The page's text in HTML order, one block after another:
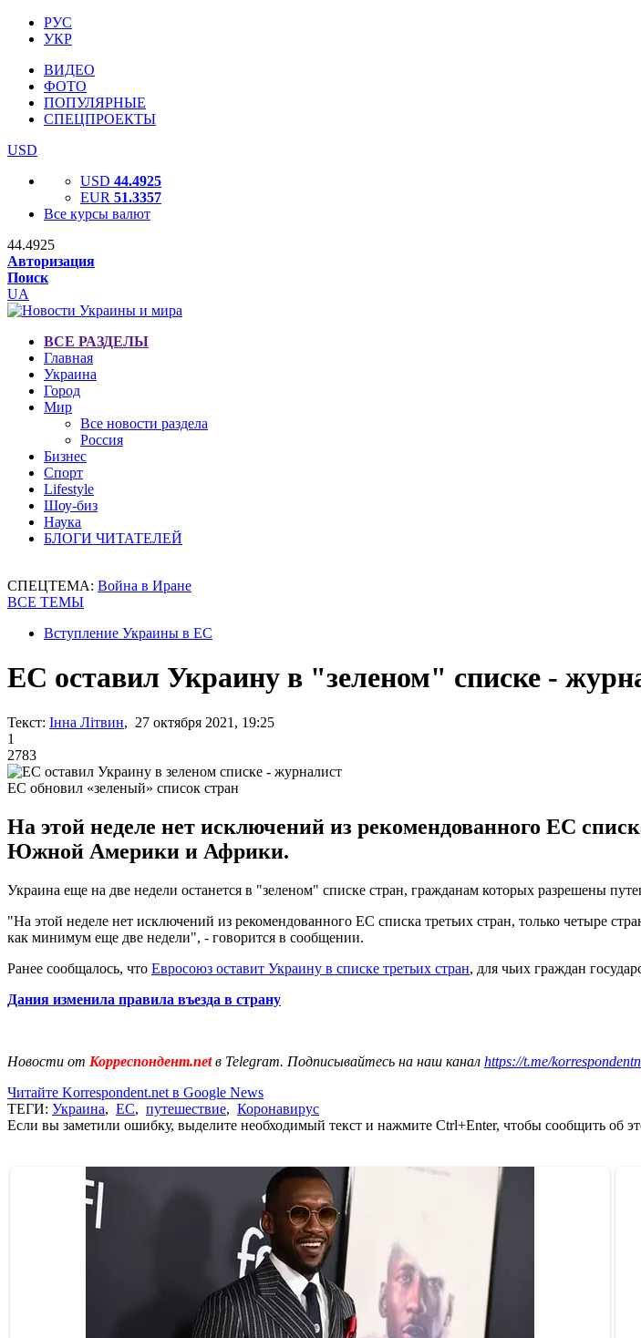
РУС
УКР
ВИДЕО
ФОТО
ПОПУЛЯРНЫЕ
СПЕЦПРОЕКТЫ
USD
USD 44.4925
EUR 51.3357
Все курсы валют
44.4925
Авторизация
Поиск
UA
ВСЕ РАЗДЕЛЫ
Главная
Украина
Город
Мир
Все новости раздела
Россия
Бизнес
Спорт
Lifestyle
Шоу-биз
Наука
БЛОГИ ЧИТАТЕЛЕЙ
СПЕЦТЕМА: Война в Иране
ВСЕ ТЕМЫ
Вступление Украины в ЕС
ЕС оставил Украину в "зеленом" списке -
Текст: Інна Літвин, 27 октября 2021, 19:25
1
2783
ЕС обновил «зеленый» список стран
На этой неделе нет исключений из рекомендованного ЕС
Южной Америки и Африки.
Украина еще на две недели останется в "зеленом" списке стран, гражданам которых разрешены
"На этой неделе нет исключений из рекомендованного ЕС списка третьих стран, только четыре
как минимум еще две недели", - говорится в сообщении.
Ранее сообщалось, что Евросоюз оставит Украину в списке третьих стран, для чьих граждан
Дания изменила правила въезда в страну
Новости от Корреспондент.netв Telegram. Подписывайтесь на наш канал https://t.me/
Читайте Korrespondent.net в Google News
ТЕГИ: Украина, ЕС, путешествие, Коронавирус
Если вы заметили ошибку, выделите необходимый текст и нажмите Ctrl+Enter, чтобы сообщить об